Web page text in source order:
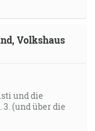
Volkshaus
und die
(und über die